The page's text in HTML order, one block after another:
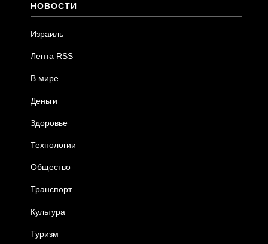
НОВОСТИ
Израиль
Лента RSS
В мире
Деньги
Здоровье
Технологии
Общество
Транспорт
Культура
Туризм